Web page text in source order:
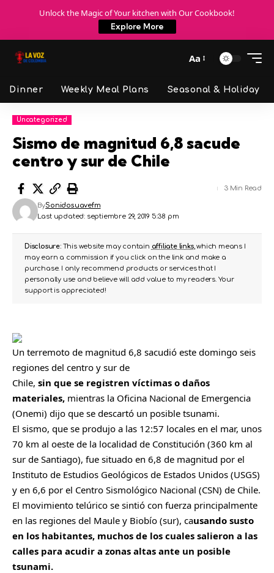
Unlock the Magic of Your kitchen with Our Cookbook!
Explore More
Aa
Dinner Weekly Meal Plans Seasonal & Holiday
Uncategorized
Sismo de magnitud 6,8 sacude
centro y sur de Chile
Last updated: septiembre 29, 2019 5:38 pm
BySonidosuavefm
3 Min Read
Disclosure:This website may contain affiliate links, which means I
may earn a commission if you click on the link and make a
purchase. I only recommend products or services that I
personally use and believe will add value to my readers. Your
support is appreciated!
Un terremoto de magnitud 6,8 sacudió este domingo seis
regiones del centro y sur de
Chile, sin que se registren víctimas o daños
materiales, mientras la Oficina Nacional de Emergencia
(Onemi) dijo que se descartó un posible tsunami.
El sismo, que se produjo a las 12:57 locales en el mar, unos
70 km al oeste de la localidad de Constitución (360 km al
sur de Santiago), fue situado en 6,8 de magnitud por el
Instituto de Estudios Geológicos de Estados Unidos (USGS)
y en 6,6 por el Centro Sismológico Nacional (CSN) de Chile.
El movimiento telúrico se sintió con fuerza principalmente
en las regiones del Maule y Biobío (sur), causando susto
en los habitantes, muchos de los cuales salieron a las
calles para acudir a zonas altas ante un posible
tsunami.